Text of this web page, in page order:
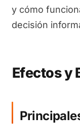
y cómo
decisión
Efectos y